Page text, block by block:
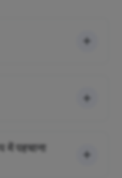
में पहचाना